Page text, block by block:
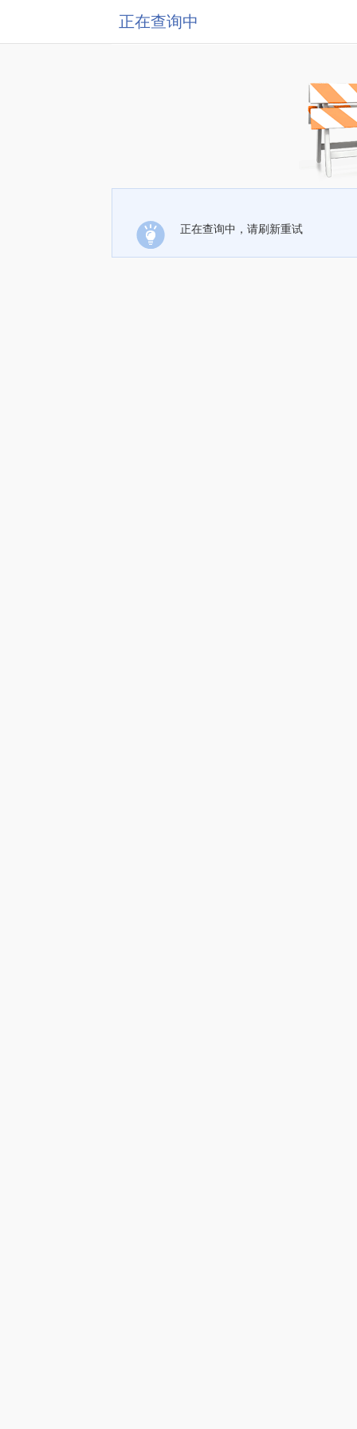
正在查询中
正在查询中，请刷新重试